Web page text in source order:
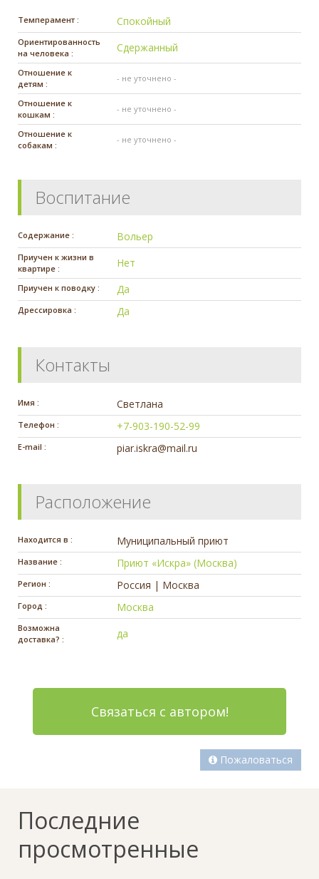
Темперамент : Спокойный
Ориентированность
на человека :
Сдержанный
Отношение к
детям :
- не уточнено -
Отношение к
кошкам :
- не уточнено -
Отношение к
собакам :
- не уточнено -
Воспитание
Содержание : Вольер
Приучен к жизни в
квартире :
Нет
Приучен к поводку : Да
Дрессировка : Да
Контакты
Имя : Светлана
Телефон : +7-903-190-52-99
E-mail : piar.iskra@mail.ru
Расположение
Находится в : Муниципальный приют
Название : Приют «Искра» (Москва)
Регион : Россия | Москва
Город : Москва
Возможна
доставка? :
да
Связаться с автором!
Пожаловаться
Последние
просмотренные